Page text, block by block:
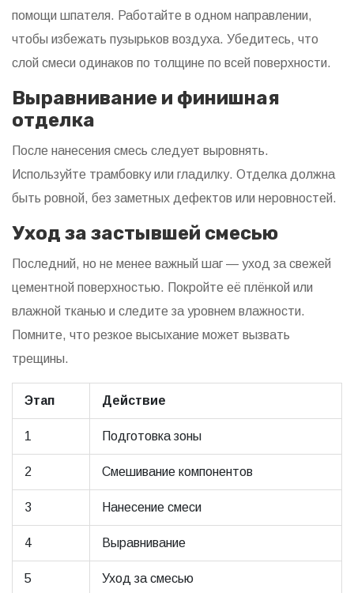
помощи шпателя. Работайте в одном направлении,
чтобы избежать пузырьков воздуха. Убедитесь, что
слой смеси одинаков по толщине по всей поверхности.
Выравнивание и финишная
отделка
После нанесения смесь следует выровнять.
Используйте трамбовку или гладилку. Отделка должна
быть ровной, без заметных дефектов или неровностей.
Уход за застывшей смесью
Последний, но не менее важный шаг — уход за свежей
цементной поверхностью. Покройте её плёнкой или
влажной тканью и следите за уровнем влажности.
Помните, что резкое высыхание может вызвать
трещины.
Этап Действие
1 Подготовка зоны
2 Смешивание компонентов
3 Нанесение смеси
4 Выравнивание
5 Уход за смесью